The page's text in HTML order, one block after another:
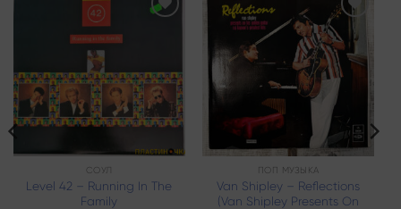
СОУЛ
Level 42 – Running In The
Family
Add to
wishlist
ПОП МУЗЫКА
Van Shipley – Reflections
(Van Shipley Presents On